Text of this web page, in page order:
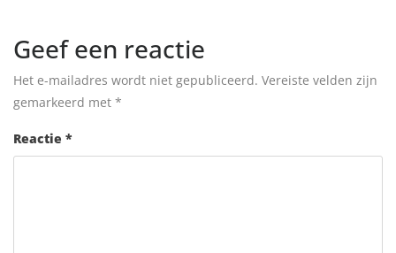
Geef een reactie
Het e-mailadres wordt niet gepubliceerd. Vereiste velden zijn
gemarkeerd met *
Reactie *